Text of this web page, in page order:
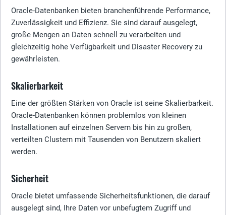
Oracle-Datenbanken bieten branchenführende Performance,
Zuverlässigkeit und Effizienz. Sie sind darauf ausgelegt,
große Mengen an Daten schnell zu verarbeiten und
gleichzeitig hohe Verfügbarkeit und Disaster Recovery zu
gewährleisten.
Skalierbarkeit
Eine der größten Stärken von Oracle ist seine Skalierbarkeit.
Oracle-Datenbanken können problemlos von kleinen
Installationen auf einzelnen Servern bis hin zu großen,
verteilten Clustern mit Tausenden von Benutzern skaliert
werden.
Sicherheit
Oracle bietet umfassende Sicherheitsfunktionen, die darauf
ausgelegt sind, Ihre Daten vor unbefugtem Zugriff und